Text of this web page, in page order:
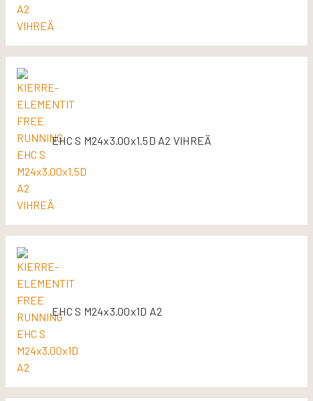
EHC S M24x3.00x1.5D A2 VIHREÄ
EHC S M24x3.00x1D A2